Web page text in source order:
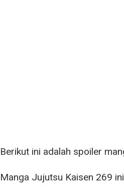
Berikut ini adalah spoiler
Manga Jujutsu Kaisen 269